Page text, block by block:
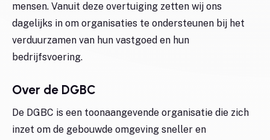
mensen. Vanuit deze overtuiging zetten wij ons
dagelijks in om organisaties te ondersteunen bij het
verduurzamen van hun vastgoed en hun
bedrijfsvoering.
Over de DGBC
De DGBC is een toonaangevende organisatie die zich
inzet om de gebouwde omgeving sneller en